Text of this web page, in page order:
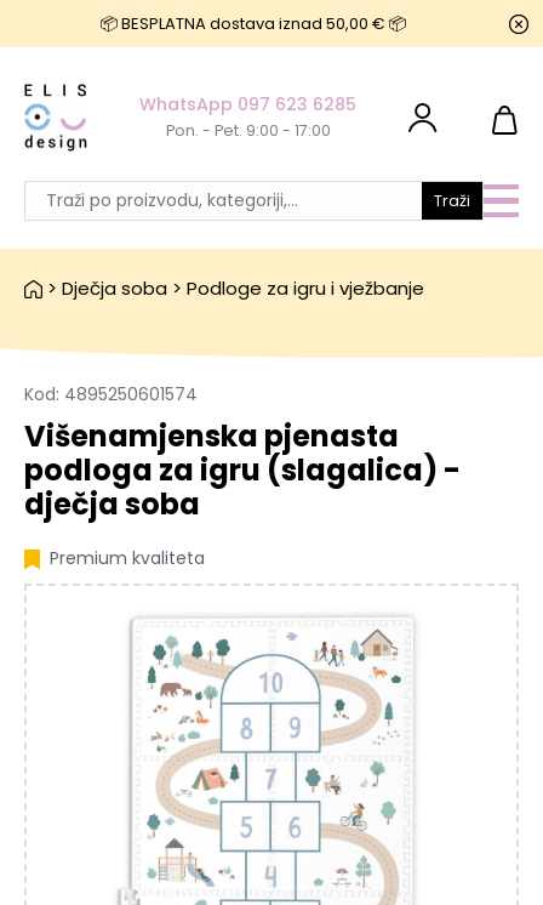
📦 BESPLATNA dostava iznad 50,00 € 📦
Traži
WhatsApp 097 623 6285
Pon. - Pet. 9:00 - 17:00
> Dječja soba > Podloge za igru i vježbanje
Kod: 4895250601574
Višenamjenska pjenasta
podloga za igru ​​(slagalica) -
dječja soba
Premium kvaliteta